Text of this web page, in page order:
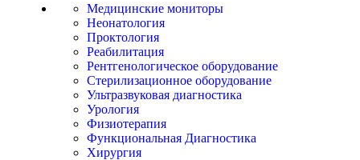
Медицинские мониторы
Неонатология
Проктология
Реабилитация
Рентгенологическое оборудование
Стерилизационное оборудование
Ультразвуковая диагностика
Урология
Физиотерапия
Функциональная Диагностика
Хирургия